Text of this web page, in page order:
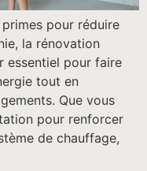
pour réduire
la rénovation
essentiel pour faire
tout en
Que vous
pour renforcer
de chauffage,